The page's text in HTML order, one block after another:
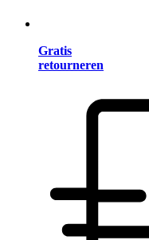
Gratis
retourneren